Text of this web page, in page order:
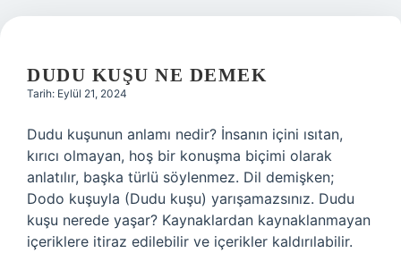
DUDU KUŞU NE DEMEK
Tarih: Eylül 21, 2024
Dudu kuşunun anlamı nedir? İnsanın içini ısıtan,
kırıcı olmayan, hoş bir konuşma biçimi olarak
anlatılır, başka türlü söylenmez. Dil demişken;
Dodo kuşuyla (Dudu kuşu) yarışamazsınız. Dudu
kuşu nerede yaşar? Kaynaklardan kaynaklanmayan
içeriklere itiraz edilebilir ve içerikler kaldırılabilir.